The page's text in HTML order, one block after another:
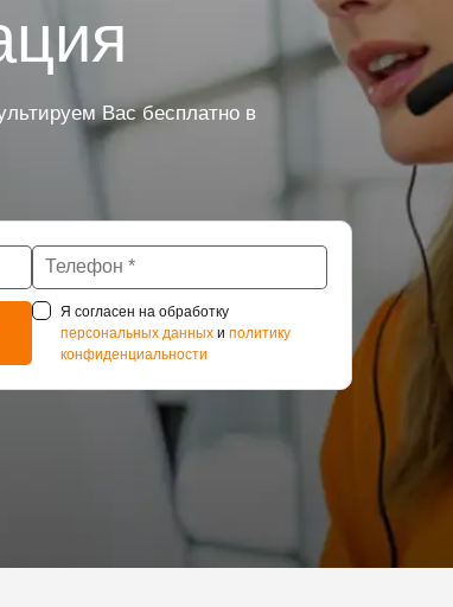
Вас бесплатно в
Я согласен на обработку
персональных данныхи политику
конфиденциальности